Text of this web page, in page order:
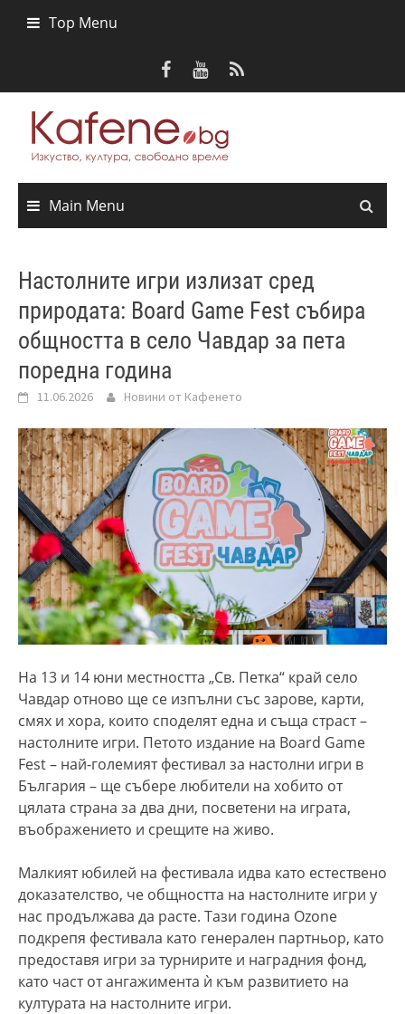
Top Menu
Main Menu
Настолните игри излизат сред
природата: Board Game Fest събира
общността в село Чавдар за пета
поредна година
11.06.2026 Новини от Кафенето
На 13 и 14 юни местността „Св. Петка“ край село
Чавдар отново ще се изпълни със зарове, карти,
смях и хора, които споделят една и съща страст –
настолните игри. Петото издание на Board Game
Fest – най-големият фестивал за настолни игри в
България – ще събере любители на хобито от
цялата страна за два дни, посветени на играта,
въображението и срещите на живо.
Малкият юбилей на фестивала идва като естествено
доказателство, че общността на настолните игри у
нас продължава да расте. Тази година Ozone
подкрепя фестивала като генерален партньор, като
предоставя игри за турнирите и наградния фонд,
като част от ангажимента ѝ към развитието на
културата на настолните игри.